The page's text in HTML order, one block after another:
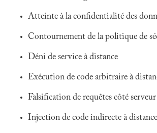
Atteinte à la confidentialité des
Contournement de la politique de
Déni de service à distance
Exécution de code arbitraire à
Falsification de requêtes côté
Injection de code indirecte à